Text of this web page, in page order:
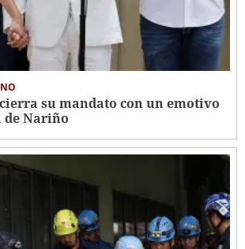
su mandato con un emotivo
de Nariño